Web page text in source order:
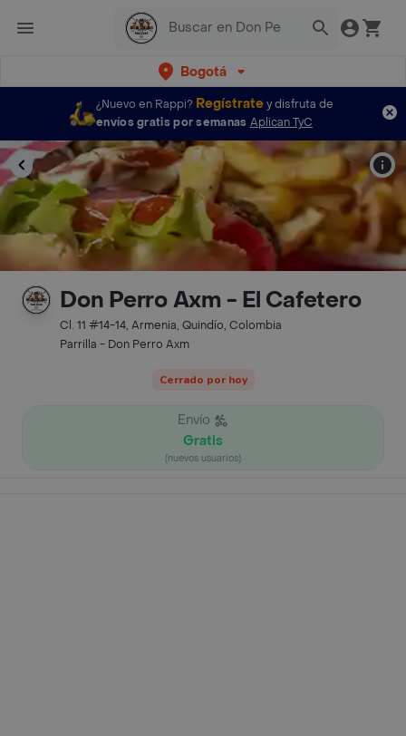
Bogotá
¿Nuevo en Rappi? Regístratey disfruta de
envíos gratis por semanas Aplican TyC
Don Perro Axm - El Cafetero
Cl. 11 #14-14, Armenia, Quindío, Colombia
Parrilla - Don Perro Axm
Cerrado por hoy
Envío
Gratis
(nuevos usuarios)